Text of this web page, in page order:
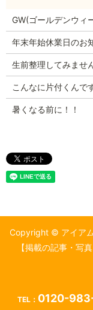
GW(ゴールデンウィ
年末年始休業日のお
生前整理してみませ
こんなに片付くんで
暑くなる前に！！
TEL： 0120-
Copyright © アイア
【掲載の記事・写